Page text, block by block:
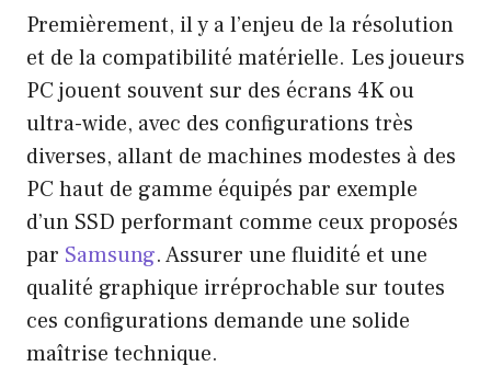
Premièrement, il y a l’enjeu de la résolution
et de la compatibilité matérielle. Les joueurs
PC jouent souvent sur des écrans 4K ou
ultra-wide, avec des configurations très
diverses, allant de machines modestes à des
PC haut de gamme équipés par exemple
d’un SSD performant comme ceux proposés
par Samsung. Assurer une fluidité et une
qualité graphique irréprochable sur toutes
ces configurations demande une solide
maîtrise technique.